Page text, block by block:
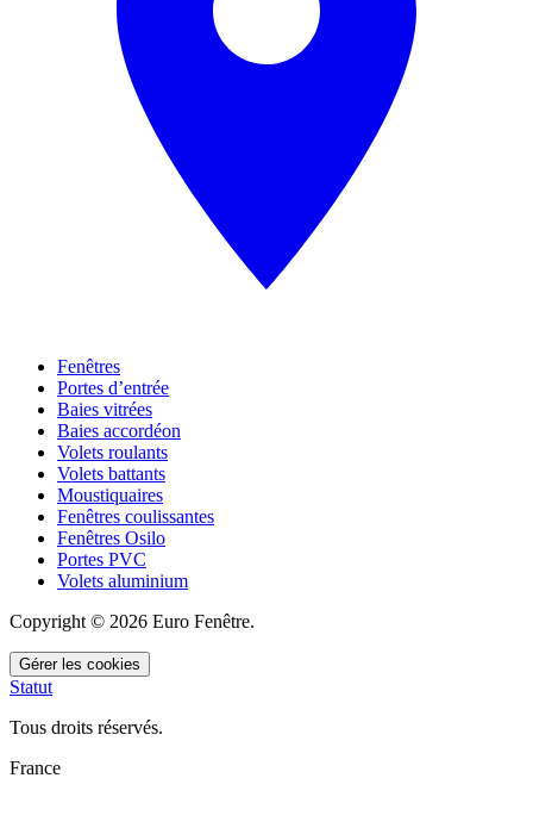
Fenêtres
Portes d’entrée
Baies vitrées
Baies accordéon
Volets roulants
Volets battants
Moustiquaires
Fenêtres coulissantes
Fenêtres Osilo
Portes PVC
Volets aluminium
Copyright © 2026 Euro Fenêtre.
Gérer les cookies
Statut
Tous droits réservés.
France